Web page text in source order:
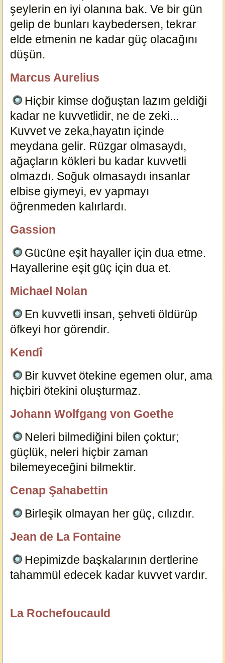
şeylerin en iyi olanına bak. Ve bir gün
gelip de bunları kaybedersen, tekrar
elde etmenin ne kadar güç olacağını
düşün.
Marcus Aurelius
Hiçbir kimse doğuştan lazım geldiği
kadar ne kuvvetlidir, ne de zeki...
Kuvvet ve zeka,hayatın içinde
meydana gelir. Rüzgar olmasaydı,
ağaçların kökleri bu kadar kuvvetli
olmazdı. Soğuk olmasaydı insanlar
elbise giymeyi, ev yapmayı
öğrenmeden kalırlardı.
Gassion
Gücüne eşit hayaller için dua etme.
Hayallerine eşit güç için dua et.
Michael Nolan
En kuvvetli insan, şehveti öldürüp
öfkeyi hor görendir.
Kendî
Bir kuvvet ötekine egemen olur, ama
hiçbiri ötekini oluşturmaz.
Johann Wolfgang von Goethe
Neleri bilmediğini bilen çoktur;
güçlük, neleri hiçbir zaman
bilemeyeceğini bilmektir.
Cenap Şahabettin
Birleşik olmayan her güç, cılızdır.
Jean de La Fontaine
Hepimizde başkalarının dertlerine
tahammül edecek kadar kuvvet vardır.
La Rochefoucauld